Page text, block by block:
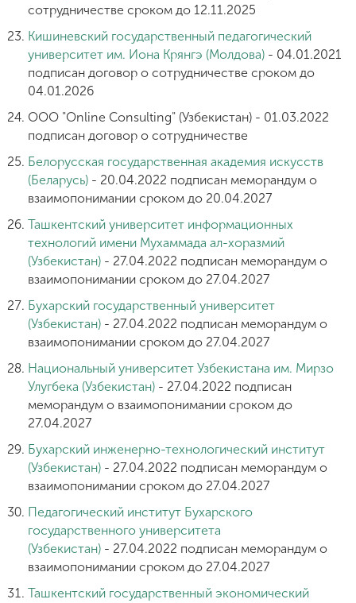
сотрудничестве сроком до 12.11.2025
Кишиневский государственный педагогический
университет им. Иона Крянгэ (Молдова) - 04.01.2021
подписан договор о сотрудничестве сроком до
04.01.2026
ООО "Online Consulting" (Узбекистан) - 01.03.2022
подписан договор о сотрудничестве
Белорусская государственная академия искусств
(Беларусь) - 20.04.2022 подписан меморандум о
взаимопонимании сроком до 20.04.2027
Ташкентский университет информационных
технологий имени Мухаммада ал-хоразмий
(Узбекистан) - 27.04.2022 подписан меморандум о
взаимопонимании сроком до 27.04.2027
Бухарский государственный университет
(Узбекистан) - 27.04.2022 подписан меморандум о
взаимопонимании сроком до 27.04.2027
Национальный университет Узбекистана им. Мирзо
Улугбека (Узбекистан) - 27.04.2022 подписан
меморандум о взаимопонимании сроком до
27.04.2027
Бухарский инженерно-технологический институт
(Узбекистан) - 27.04.2022 подписан меморандум о
взаимопонимании сроком до 27.04.2027
Педагогический институт Бухарского
государственного университета
(Узбекистан) - 27.04.2022 подписан меморандум о
взаимопонимании сроком до 27.04.2027
Ташкентский государственный экономический